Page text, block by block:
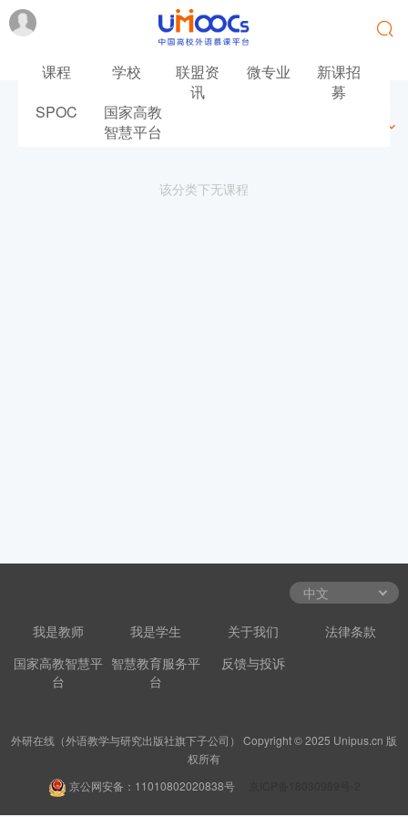
课程 学校
联盟资
讯
微专业
新课招
募
SPOC
国家高教
智慧平台
该分类下无课程
我是教师 我是学生 关于我们
法律条款
国家高教智慧平
台
智慧教育服务平
台
反馈与投诉
外研在线（外语教学与研究出版社旗下子公司） Copyright © 2025 Unipus.cn 版
权所有
京公网安备：11010802020838号